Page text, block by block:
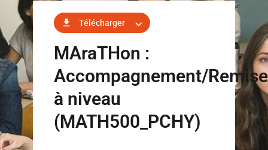
Télécharger
MAraTHon :
Accompagnement/Remise
à niveau
(MATH500_PCHY)